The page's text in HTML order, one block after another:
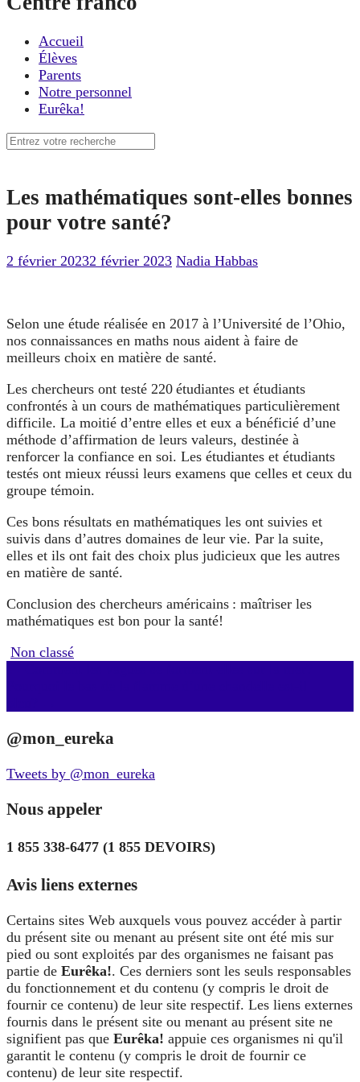
Accueil
Élèves
Parents
Notre personnel
Eurêka!
Recherche
Les mathématiques sont-elles bonnes
pour votre santé?
2 février 20232 février 2023 Nadia Habbas
Selon une étude réalisée en 2017 à l’Université de l’Ohio,
nos connaissances en maths nous aident à faire de
meilleurs choix en matière de santé.
Les chercheurs ont testé 220 étudiantes et étudiants
confrontés à un cours de mathématiques particulièrement
difficile. La moitié d’entre elles et eux a bénéficié d’une
méthode d’affirmation de leurs valeurs, destinée à
renforcer la confiance en soi. Les étudiantes et étudiants
testés ont mieux réussi leurs examens que celles et ceux du
groupe témoin.
Ces bons résultats en mathématiques les ont suivies et
suivis dans d’autres domaines de leur vie. Par la suite,
elles et ils ont fait des choix plus judicieux que les autres
en matière de santé.
Conclusion des chercheurs américains : maîtriser les
mathématiques est bon pour la santé!
Non classé
@mon_eureka
Tweets by @mon_eureka
Nous appeler
1 855 338-6477 (1 855 DEVOIRS)
Avis liens externes
Certains sites Web auxquels vous pouvez accéder à partir
du présent site ou menant au présent site ont été mis sur
pied ou sont exploités par des organismes ne faisant pas
partie de Eurêka!. Ces derniers sont les seuls responsables
du fonctionnement et du contenu (y compris le droit de
fournir ce contenu) de leur site respectif. Les liens externes
fournis dans le présent site ou menant au présent site ne
signifient pas que Eurêka! appuie ces organismes ni qu'il
garantit le contenu (y compris le droit de fournir ce
contenu) de leur site respectif.